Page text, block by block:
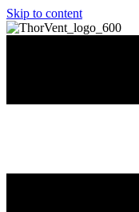
Skip to content